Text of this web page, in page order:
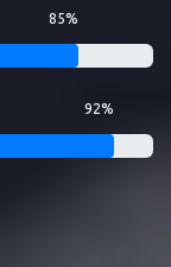
85%
92%